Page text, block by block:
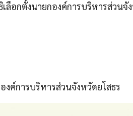
ลือกตั้งนายกองค์การบริหารส่วนจั
งค์การบริหารส่วนจังหวัดยโสธร